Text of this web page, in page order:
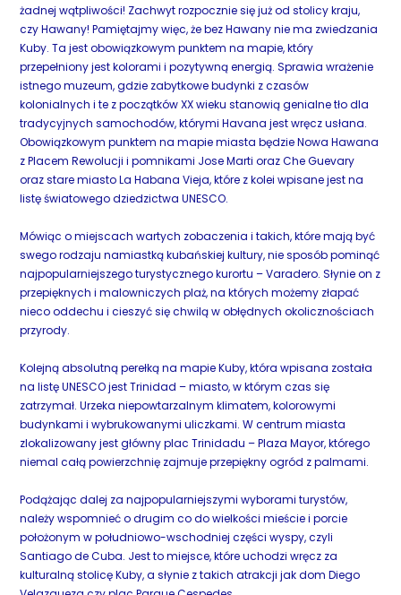
żadnej wątpliwości! Zachwyt rozpocznie się już od stolicy kraju,
czy Hawany! Pamiętajmy więc, że bez Hawany nie ma zwiedzania
Kuby. Ta jest obowiązkowym punktem na mapie, który
przepełniony jest kolorami i pozytywną energią. Sprawia wrażenie
istnego muzeum, gdzie zabytkowe budynki z czasów
kolonialnych i te z początków XX wieku stanowią genialne tło dla
tradycyjnych samochodów, którymi Havana jest wręcz usłana.
Obowiązkowym punktem na mapie miasta będzie Nowa Hawana
z Placem Rewolucji i pomnikami Jose Marti oraz Che Guevary
oraz stare miasto La Habana Vieja, które z kolei wpisane jest na
listę światowego dziedzictwa UNESCO.
Mówiąc o miejscach wartych zobaczenia i takich, które mają być
swego rodzaju namiastką kubańskiej kultury, nie sposób pominąć
najpopularniejszego turystycznego kurortu – Varadero. Słynie on z
przepięknych i malowniczych plaż, na których możemy złapać
nieco oddechu i cieszyć się chwilą w obłędnych okolicznościach
przyrody.
Kolejną absolutną perełką na mapie Kuby, która wpisana została
na listę UNESCO jest Trinidad – miasto, w którym czas się
zatrzymał. Urzeka niepowtarzalnym klimatem, kolorowymi
budynkami i wybrukowanymi uliczkami. W centrum miasta
zlokalizowany jest główny plac Trinidadu – Plaza Mayor, którego
niemal całą powierzchnię zajmuje przepiękny ogród z palmami.
Podążając dalej za najpopularniejszymi wyborami turystów,
należy wspomnieć o drugim co do wielkości mieście i porcie
położonym w południowo-wschodniej części wyspy, czyli
Santiago de Cuba. Jest to miejsce, które uchodzi wręcz za
kulturalną stolicę Kuby, a słynie z takich atrakcji jak dom Diego